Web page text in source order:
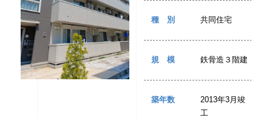
種別 共同住宅
規模 鉄骨造３階建
築年数
2013年3月竣
工